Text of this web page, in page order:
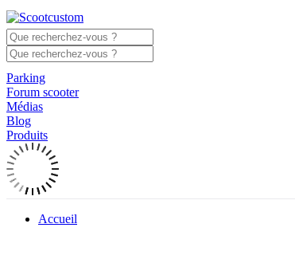
Parking
Forum scooter
Médias
Blog
Produits
Accueil